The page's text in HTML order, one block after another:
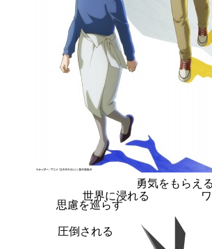
勇気をもらえる
圧倒される
思慮を巡らす
世界に浸れる